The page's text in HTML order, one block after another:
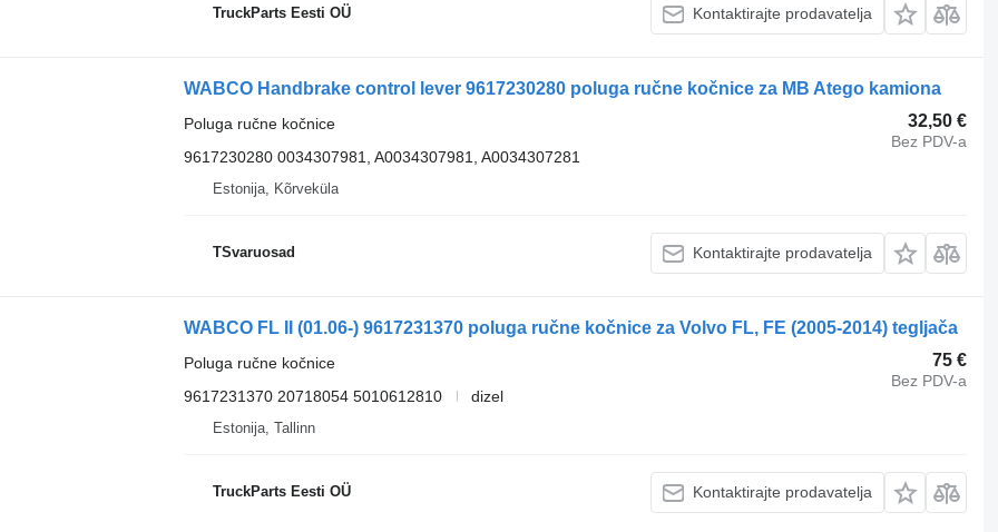
TruckParts Eesti OÜ Kontaktirajte prodavatelja
WABCO Handbrake control lever 9617230280 poluga ručne kočnice za MB Atego kamiona
32,50 €
Bez PDV-a
Poluga ručne kočnice
9617230280 0034307981, A0034307981, A0034307281
Estonija, Kõrveküla
TSvaruosad Kontaktirajte prodavatelja
WABCO FL II (01.06-) 9617231370 poluga ručne kočnice za Volvo FL, FE (2005-2014) tegljača
75 €
Bez PDV-a
Poluga ručne kočnice
9617231370 20718054 5010612810
dizel
Estonija, Tallinn
TruckParts Eesti OÜ Kontaktirajte prodavatelja